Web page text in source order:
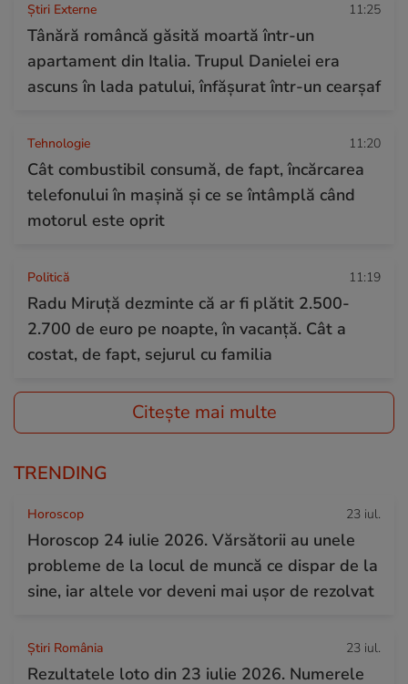
Știri Externe 11:25
Tânără româncă găsită moartă într-un
apartament din Italia. Trupul Danielei era
ascuns în lada patului, înfășurat într-un cearșaf
Tehnologie 11:20
Cât combustibil consumă, de fapt, încărcarea
telefonului în mașină și ce se întâmplă când
motorul este oprit
Politică 11:19
Radu Miruţă dezminte că ar fi plătit 2.500-
2.700 de euro pe noapte, în vacanță. Cât a
costat, de fapt, sejurul cu familia
Citește mai multe
TRENDING
Horoscop 23 iul.
Horoscop 24 iulie 2026. Vărsătorii au unele
probleme de la locul de muncă ce dispar de la
sine, iar altele vor deveni mai ușor de rezolvat
Știri România 23 iul.
Rezultatele loto din 23 iulie 2026. Numerele